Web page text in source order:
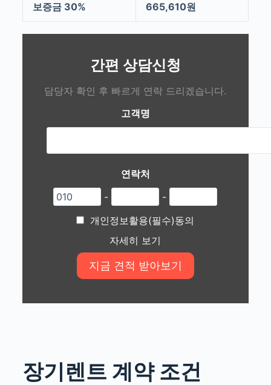
보증금 30% 665,610원
간편 상담신청
담당자 확인 후 빠르게 연락 드리겠습니다.
고객명
연락처
-
-
개인정보활용(필수)동의
자세히 보기
장기렌트 계약 조건